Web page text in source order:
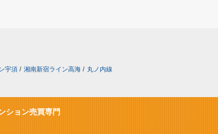
宇須 / 湘南新宿ライン高海 / 丸ノ内線
ション売買専門